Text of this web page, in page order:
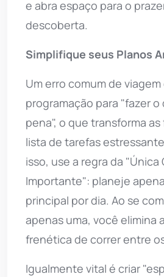
e abra espaço para o
descoberta.
Simplifique seus Planos
Um erro comum de
programação para "fazer o
pena", o que transforma as
lista de tarefas
isso, use a regra da "Única
Importante": planeje
principal por dia. Ao se
apenas uma, você elimina
frenética de correr entre
Igualmente vital é criar